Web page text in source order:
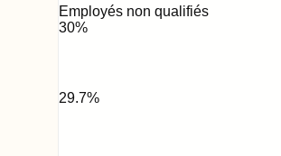
Employés non qualifiés
30%
29.7%